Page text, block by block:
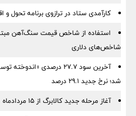
کارآمدی ستاد در ترازوی برنامه تحول و
استفاده از شاخص قیمت سنگ‌آهن
شاخص‌های دلاری
آخرین سود ۲۷.۷ درصدی
شد؛ نرخ جدید ۲۹.۱ درصد
آغاز مرحله جدید کالابرگ از ۱۵ مردادماه